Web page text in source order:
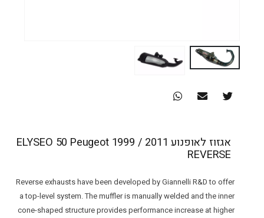
אגזוז לאופנוע ELYSEO 50 Peugeot 1999 / 2011
REVERSE
Reverse exhausts have been developed by Giannelli R&D to offer
a top-level system. The muffler is manually welded and the inner
cone-shaped structure provides performance increase at higher